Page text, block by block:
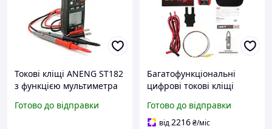
Токові кліщі ANENG ST182
з функцією мультиметра
напруги buzyna
Готово до відправки
Багатофункціональні
цифрові токові кліщі
тестер-клещі для
перевірки струму
Готово до відправки
від2216₴/міс